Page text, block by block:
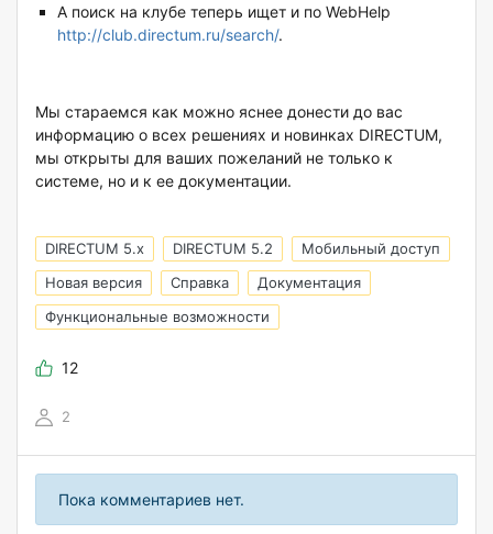
А поиск на клубе теперь ищет и по WebHelp
http://club.directum.ru/search/.
Мы стараемся как можно яснее донести до вас
информацию о всех решениях и новинках DIRECTUM,
мы открыты для ваших пожеланий не только к
системе, но и к ее документации.
DIRECTUM 5.x DIRECTUM 5.2
Мобильный доступ
Новая версия
Справка
Документация
Функциональные возможности
12
2
Пока комментариев нет.